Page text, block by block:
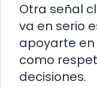
Otra señal
va en serio
apoyarte en
como
decisiones.